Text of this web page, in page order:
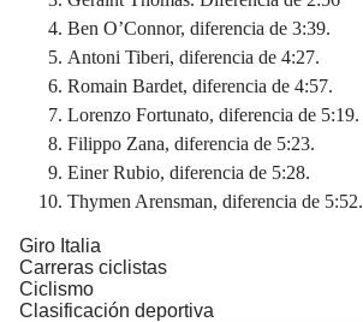
Ben O’Connor, diferencia de 3:39.
Antoni Tiberi, diferencia de 4:27.
Romain Bardet, diferencia de 4:57.
Lorenzo Fortunato, diferencia de 5:19.
Filippo Zana, diferencia de 5:23.
Einer Rubio, diferencia de 5:28.
Thymen Arensman, diferencia de 5:52.
Giro Italia
Carreras ciclistas
Ciclismo
Clasificación deportiva